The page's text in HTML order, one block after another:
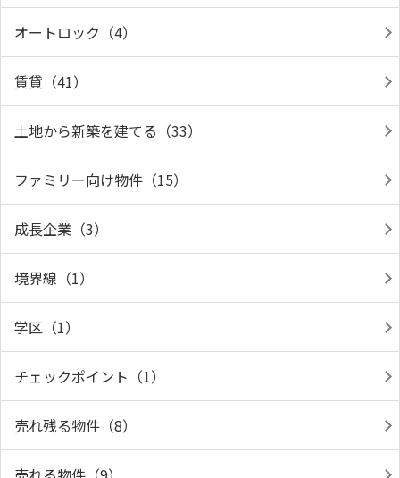
オートロック（4）
賃貸（41）
土地から新築を建てる（33）
ファミリー向け物件（15）
成長企業（3）
境界線（1）
学区（1）
チェックポイント（1）
売れ残る物件（8）